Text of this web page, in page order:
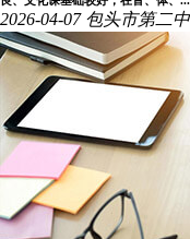
2026-04-07 包头市第二